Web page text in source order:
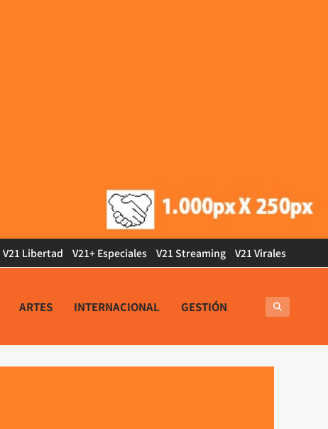
V21 Libertad V21+ Especiales V21 Streaming V21 Virales
ARTES INTERNACIONAL GESTIÓN